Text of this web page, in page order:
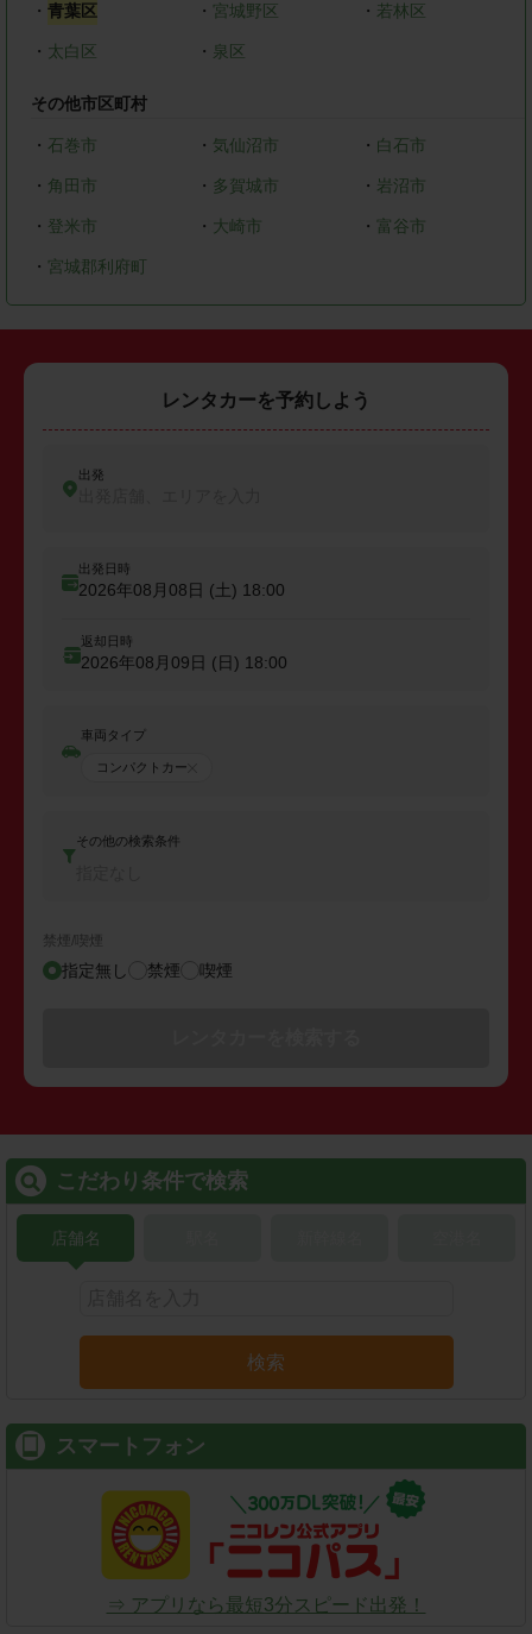
・ 青葉区 ・ 宮城野区 ・ 若林区
・ 太白区 ・ 泉区
その他市区町村
・ 石巻市 ・ 気仙沼市 ・ 白石市
・ 角田市 ・ 多賀城市 ・ 岩沼市
・ 登米市 ・ 大崎市 ・ 富谷市
・ 宮城郡利府町
レンタカーを予約しよう
出発
出発日時
2026年08月08日 (土) 18:00
返却日時
2026年08月09日 (日) 18:00
車両タイプ
コンパクトカー
その他の検索条件
禁煙/喫煙
指定無し 禁煙 喫煙
こだわり条件で検索
店舗名
検索
スマートフォン
⇒ アプリなら最短3分スピード出発！